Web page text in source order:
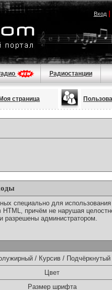
Вход|
Радиостанции
Моя страница
специально для
причём не нарушая
разрешены администратором.
/ Курсив / Подчёркнутый
Цвет
Размер шрифта